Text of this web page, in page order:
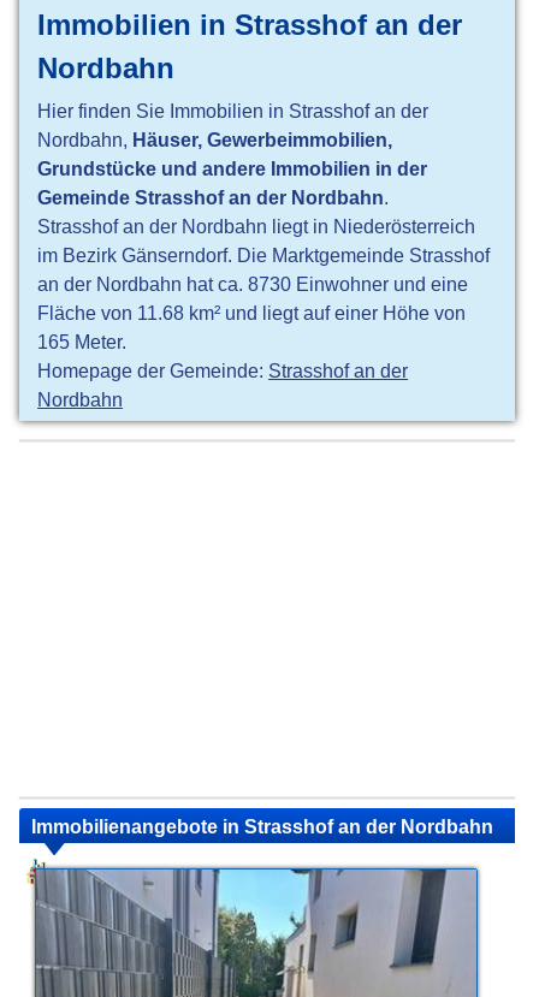
Immobilien in Strasshof an der
Nordbahn
Hier finden Sie Immobilien in Strasshof an der
Nordbahn, Häuser, Gewerbeimmobilien,
Grundstücke und andere Immobilien in der
Gemeinde Strasshof an der Nordbahn.
Strasshof an der Nordbahn liegt in Niederösterreich
im Bezirk Gänserndorf. Die Marktgemeinde Strasshof
an der Nordbahn hat ca. 8730 Einwohner und eine
Fläche von 11.68 km² und liegt auf einer Höhe von
165 Meter.
Homepage der Gemeinde: Strasshof an der
Nordbahn
Immobilienangebote in Strasshof an der Nordbahn